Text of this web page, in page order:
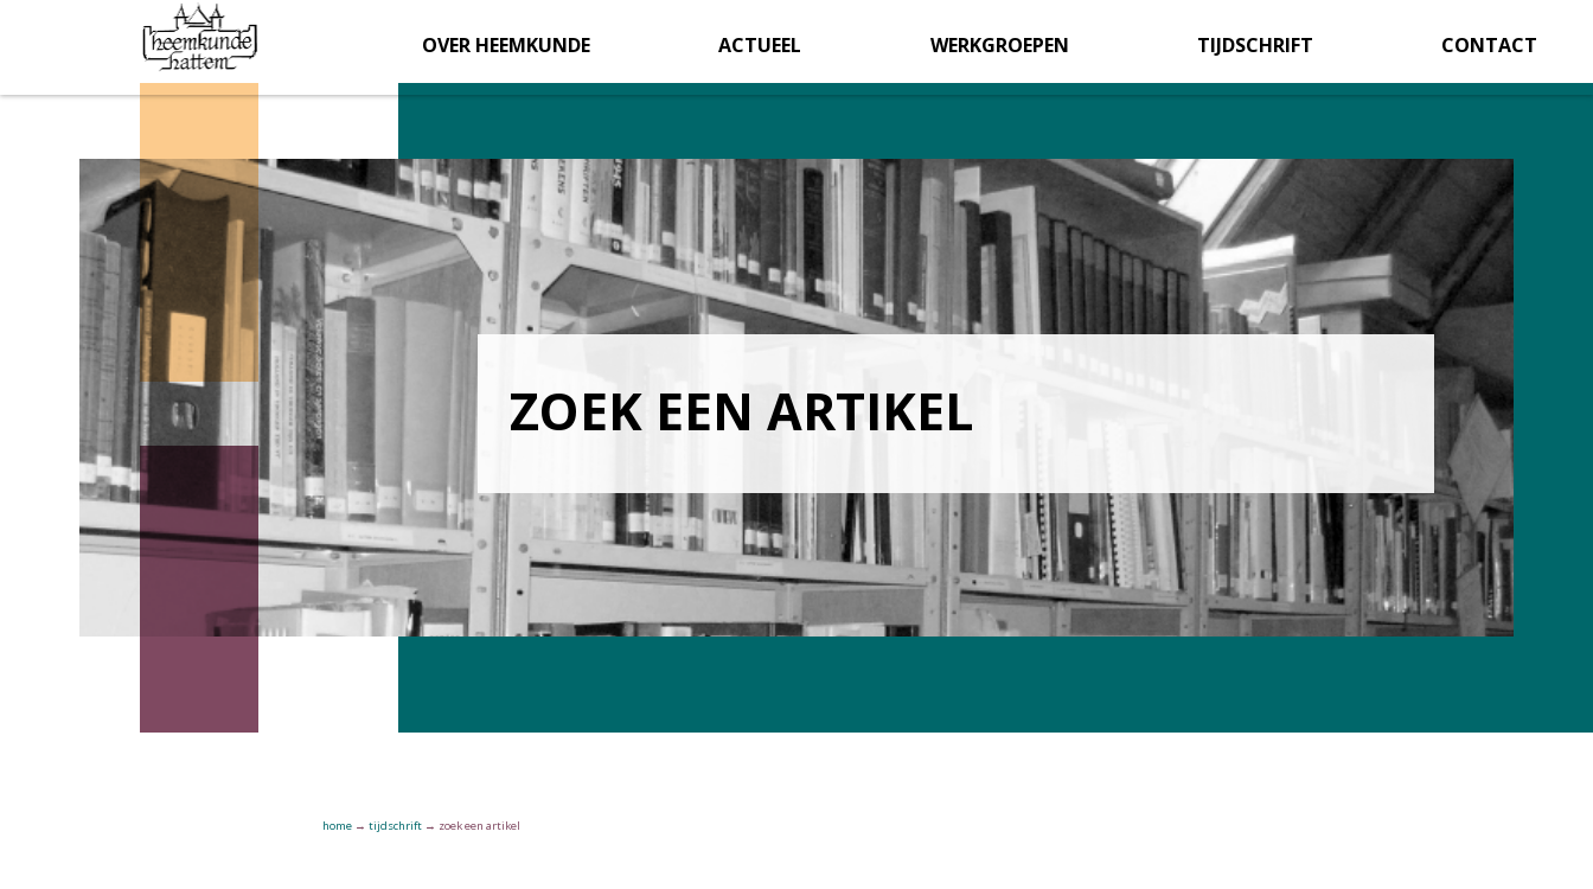
OVER HEEMKUNDE ACTUEEL WERKGROEPEN TIJDSCHRIFT CONTACT
ZOEK EEN ARTIKEL
home → tijdschrift → zoek een artikel